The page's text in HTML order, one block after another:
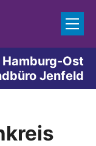
Ost
Jenfeld